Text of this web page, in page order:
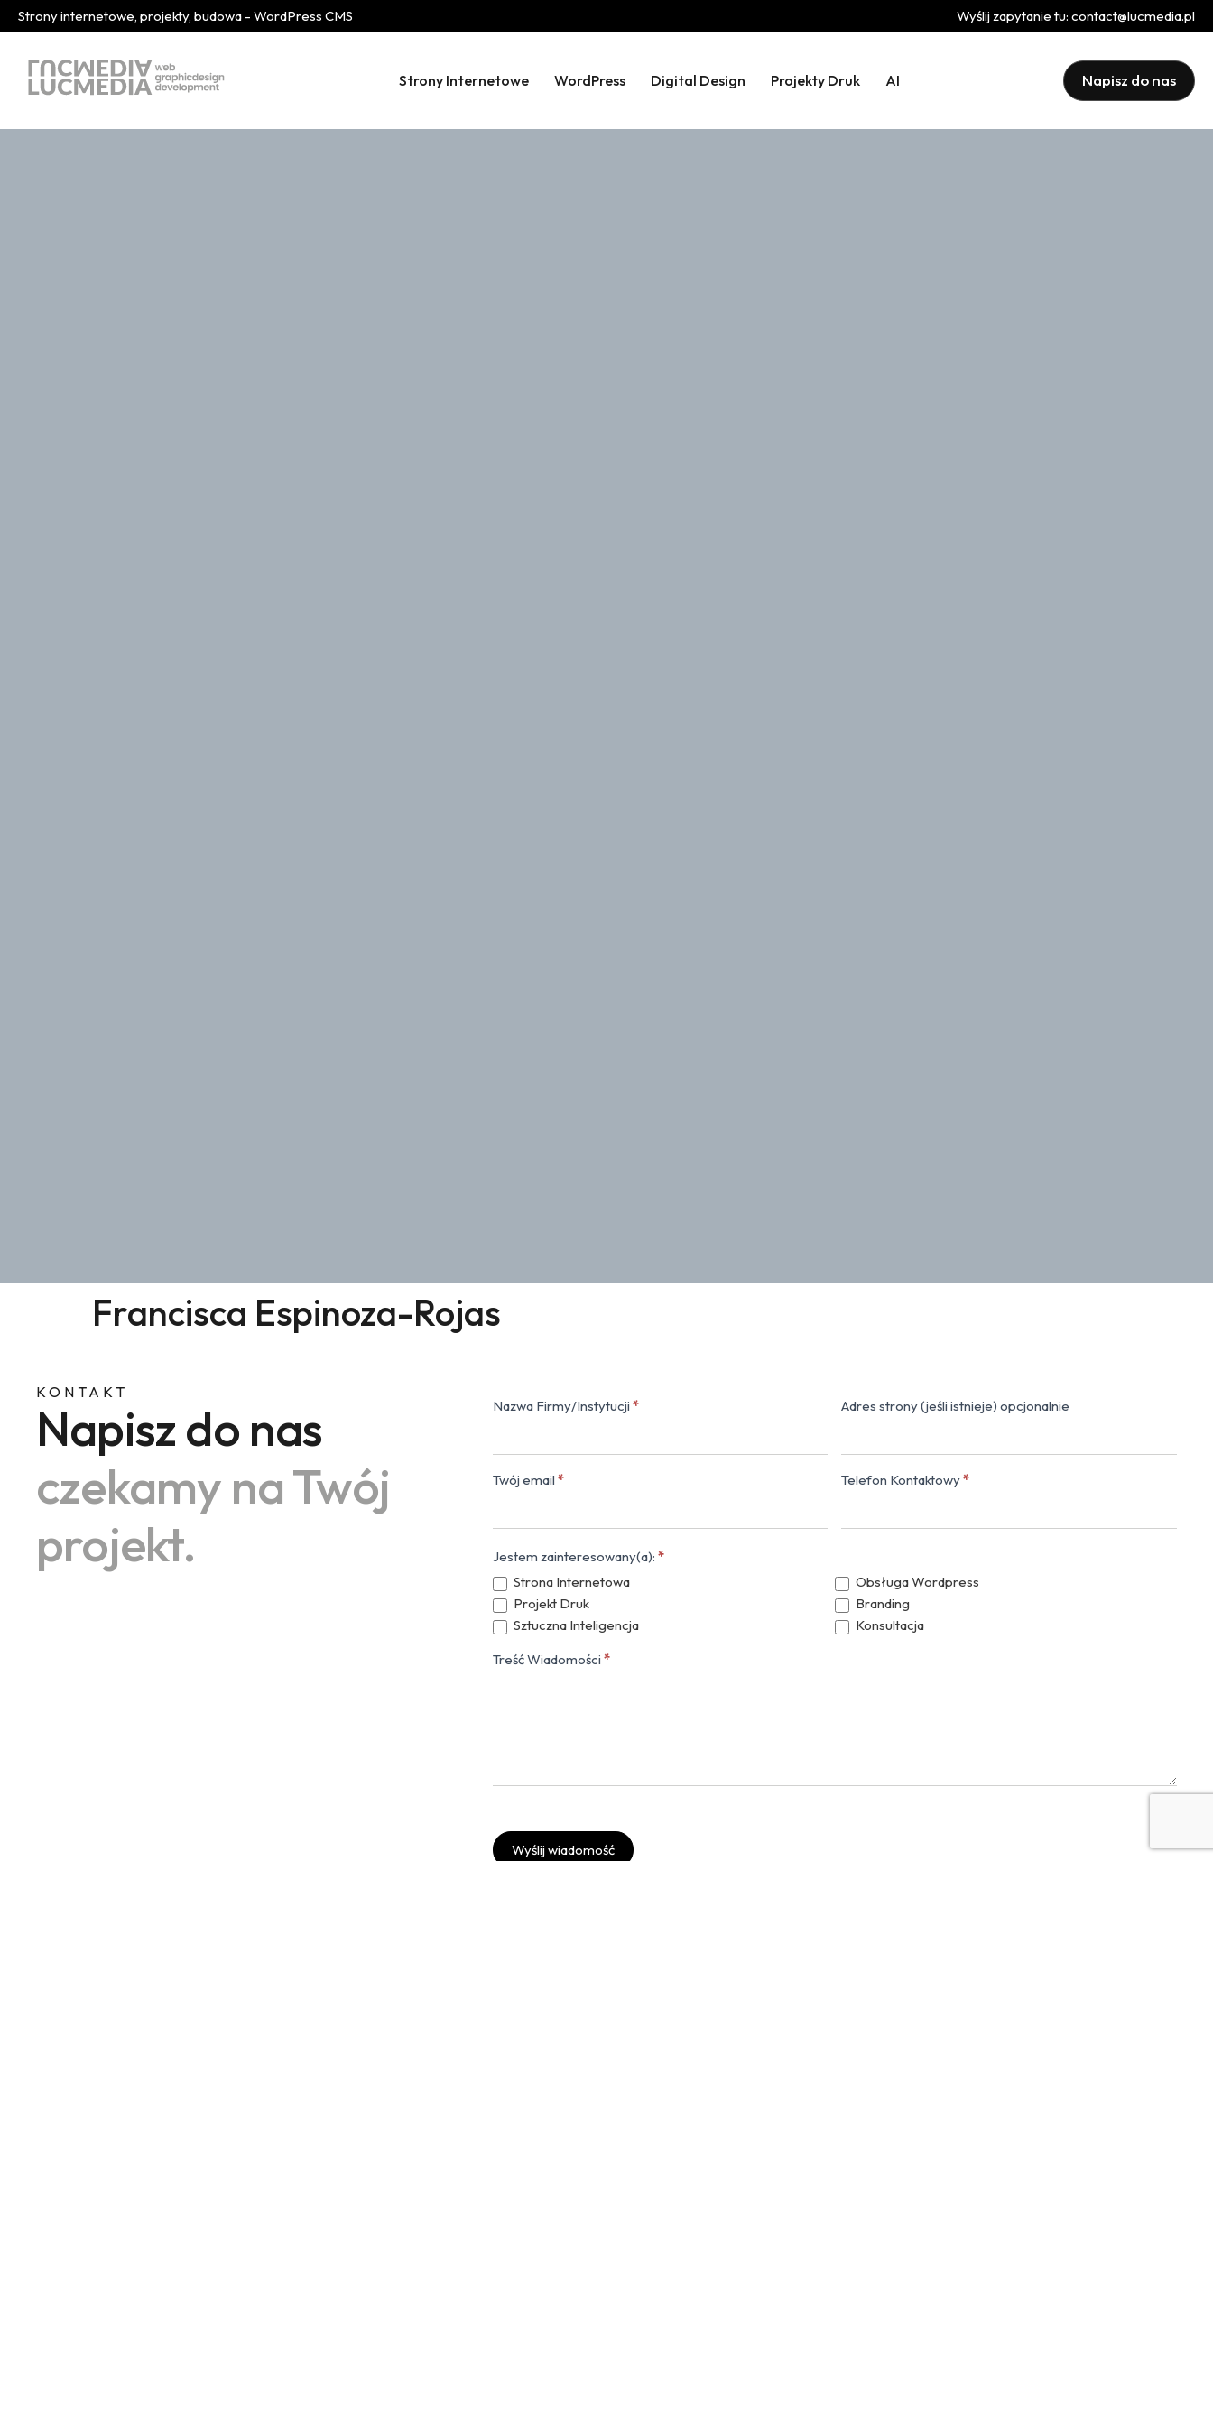
Strony internetowe, projekty, budowa - WordPress CMS Wyślij zapytanie tu: contact@lucmedia.pl
Strony Internetowe WordPress Digital Design Projekty Druk AI Napisz do nas
Francisca Espinoza-Rojas
KONTAKT
Napisz do nas
czekamy na Twój
projekt.
Kontakt
Nazwa Firmy/Instytucji * Adres strony (jeśli istnieje) opcjonalnie
Twój email * Telefon Kontaktowy*
Jestem zainteresowany(a): *
Strona Internetowa
Obsługa Wordpress
Projekt Druk
Branding
Sztuczna Inteligencja
Konsultacja
Treść Wiadomości *
Wyślij wiadomość